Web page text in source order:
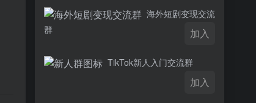
海外短剧变现交流
群
加入
TikTok新人入门交流群
加入